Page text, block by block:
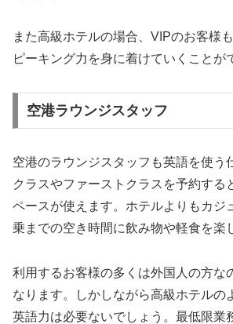
また高級ホテルの場合、VIPのお客様
ピーキング力を身に着けていくことが
空港ラウンジスタッフ
空港のラウンジスタッフも英語を使う
クラスやファーストクラスを予約する
ペースが使えます。ホテルよりもカジ
乗までの空き時間に飲み物や軽食を楽
利用するお客様の多くは外国人の方な
なります。しかしながら高級ホテルの
英語力は必要ないでしょう。最低限業